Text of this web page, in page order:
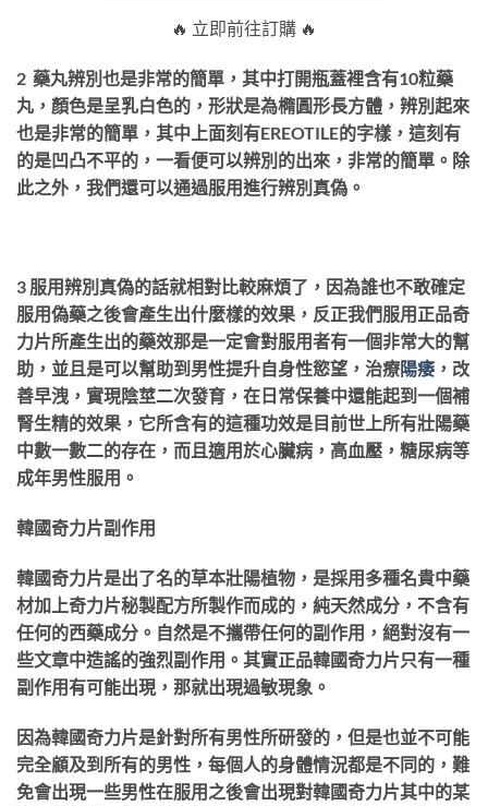
🔥 立即前往訂購 🔥
2 藥丸辨別也是非常的簡單，其中打開瓶蓋裡含有10粒藥
丸，顏色是呈乳白色的，形狀是為橢圓形長方體，辨別起來
也是非常的簡單，其中上面刻有EREOTILE的字樣，這刻有
的是凹凸不平的，一看便可以辨別的出來，非常的簡單。除
此之外，我們還可以通過服用進行辨別真偽。
3 服用辨別真偽的話就相對比較麻煩了，因為誰也不敢確定
服用偽藥之後會產生出什麼樣的效果，反正我們服用正品奇
力片所產生出的藥效那是一定會對服用者有一個非常大的幫
助，並且是可以幫助到男性提升自身性慾望，治療陽痿 ，改
善早洩，實現陰莖二次發育，在日常保養中還能起到一個補
腎生精的效果，它所含有的這種功效是目前世上所有壯陽藥
中數一數二的存在，而且適用於心臟病，高血壓，糖尿病等
成年男性服用。
韓國奇力片副作用
韓國奇力片是出了名的草本壯陽植物，是採用多種名貴中藥
材加上奇力片秘製配方所製作而成的，純天然成分，不含有
任何的西藥成分。自然是不攜帶任何的副作用，絕對沒有一
些文章中造謠的強烈副作用。其實正品韓國奇力片只有一種
副作用有可能出現，那就出現過敏現象。
因為韓國奇力片是針對所有男性所研發的， 但是也並不可能
完全顧及到所有的男性，每個人的身體情況都是不同的，難
免會出現一些男性在服用之後會出現對韓國奇力片其中的某